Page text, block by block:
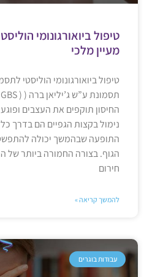
טיפול ביואורגונומי
מעיין מלכי
טיפול ביואורגונומי הוליסטי
החיסון תוקפים את העצבים
נימול בקצות הגפיים הם בדרך
התופעה שבהמשך יכולה
הגוף. בצורה החמורה ביותר של
חירום
להמשך קריאה »
עבודות בוגרים